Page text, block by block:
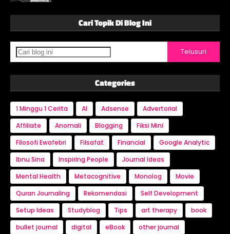
Cari Topik Di Blog Ini
Categories
1 Minggu 1 Cerita AI Adsense
Advertorial
Affiliate
Anomali Blogging
Fiksi Mini
Filosofi Ewafebri
Filsafat Financial
Google Analytic
Ibnu Sina
Inspiring People
Journal Ideas
Mental Health
Metacognitive Monolog
Movie
Quran Journaling
Rekomendasi
Self Development
Setup Ideas
Studyblog Tips art therapy
book
bullet journal
digital eBook
other journal